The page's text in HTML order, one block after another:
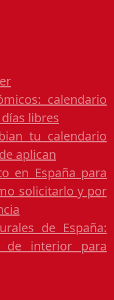
calendario
libres
tu calendario
aplican
en España para
solicitarlo y por
de España:
interior para